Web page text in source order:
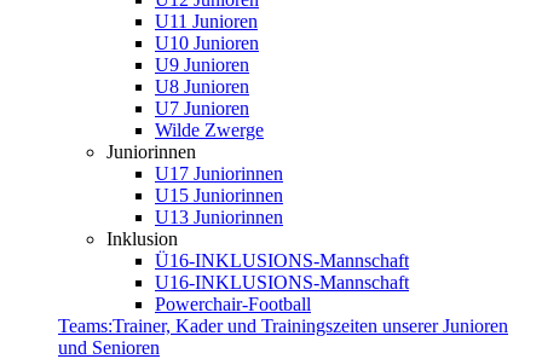
U11 Junioren
U10 Junioren
U9 Junioren
U8 Junioren
U7 Junioren
Wilde Zwerge
Juniorinnen
U17 Juniorinnen
U15 Juniorinnen
U13 Juniorinnen
Inklusion
Ü16-INKLUSIONS-Mannschaft
U16-INKLUSIONS-Mannschaft
Powerchair-Football
Teams:Trainer, Kader und Trainingszeiten unserer Junioren
und Senioren